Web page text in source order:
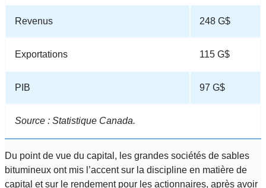
Revenus 248 G$
Exportations 115 G$
PIB 97 G$
Source : Statistique Canada.
Du point de vue du capital, les grandes sociétés de sables
bitumineux ont mis l’accent sur la discipline en matière de
capital et sur le rendement pour les actionnaires, après avoir